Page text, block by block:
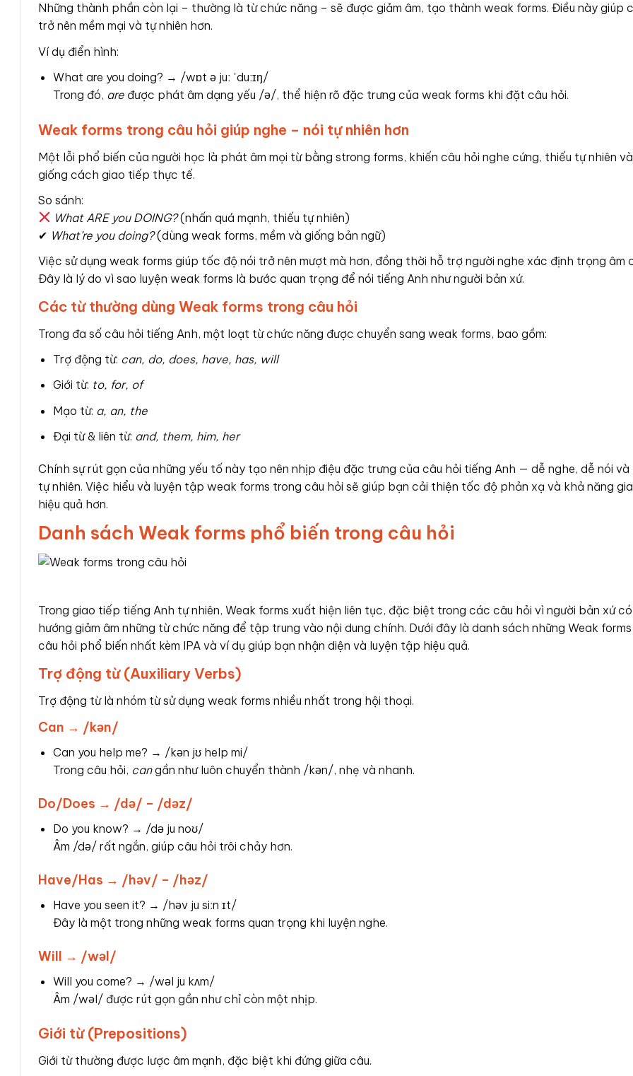
Những thành phần còn lại – thường là từ chức năng – sẽ được giảm âm, tạo thành weak forms. Điều này giúp
trở nên mềm mại và tự nhiên hơn.
Ví dụ điển hình:
What are you doing? → /wɒt ə juː ˈduːɪŋ/
Trong đó, aređược phát âm dạng yếu /ə/, thể hiện rõ đặc trưng của weak forms khi đặt câu hỏi.
Weak forms trong câu hỏi giúp nghe – nói tự nhiên hơn
Một lỗi phổ biến của người học là phát âm mọi từ bằng strong forms, khiến câu hỏi nghe cứng, thiếu tự nhiên
giống cách giao tiếp thực tế.
So sánh:
What ARE you DOING?(nhấn quá mạnh, thiếu tự nhiên)
✔ What’re you doing?(dùng weak forms, mềm và giống bản ngữ)
Việc sử dụng weak forms giúp tốc độ nói trở nên mượt mà hơn, đồng thời hỗ trợ người nghe xác định trọng âm
Đây là lý do vì sao luyện weak forms là bước quan trọng để nói tiếng Anh như người bản xứ.
Các từ thường dùng Weak forms trong câu hỏi
Trong đa số câu hỏi tiếng Anh, một loạt từ chức năng được chuyển sang weak forms, bao gồm:
Trợ động từ: can, do, does, have, has, will
Giới từ: to, for, of
Mạo từ: a, an, the
Đại từ & liên từ: and, them, him, her
Chính sự rút gọn của những yếu tố này tạo nên nhịp điệu đặc trưng của câu hỏi tiếng Anh — dễ nghe, dễ nói
tự nhiên. Việc hiểu và luyện tập weak forms trong câu hỏi sẽ giúp bạn cải thiện tốc độ phản xạ và khả năng
hiệu quả hơn.
Danh sách Weak forms phổ biến trong câu hỏi
Trong giao tiếp tiếng Anh tự nhiên, Weak forms xuất hiện liên tục, đặc biệt trong các câu hỏi vì người bản xứ có
hướng giảm âm những từ chức năng để tập trung vào nội dung chính. Dưới đây là danh sách những Weak
câu hỏi phổ biến nhất kèm IPA và ví dụ giúp bạn nhận diện và luyện tập hiệu quả.
Trợ động từ (Auxiliary Verbs)
Trợ động từ là nhóm từ sử dụng weak forms nhiều nhất trong hội thoại.
Can → /kən/
Can you help me? → /kən jʊ help mi/
Trong câu hỏi, cangần như luôn chuyển thành /kən/, nhẹ và nhanh.
Do/Does → /də/ – /dəz/
Do you know? → /də ju noʊ/
Âm /də/ rất ngắn, giúp câu hỏi trôi chảy hơn.
Have/Has → /həv/ – /həz/
Have you seen it? → /həv ju siːn ɪt/
Đây là một trong những weak forms quan trọng khi luyện nghe.
Will → /wəl/
Will you come? → /wəl ju kʌm/
Âm /wəl/ được rút gọn gần như chỉ còn một nhịp.
Giới từ (Prepositions)
Giới từ thường được lược âm mạnh, đặc biệt khi đứng giữa câu.